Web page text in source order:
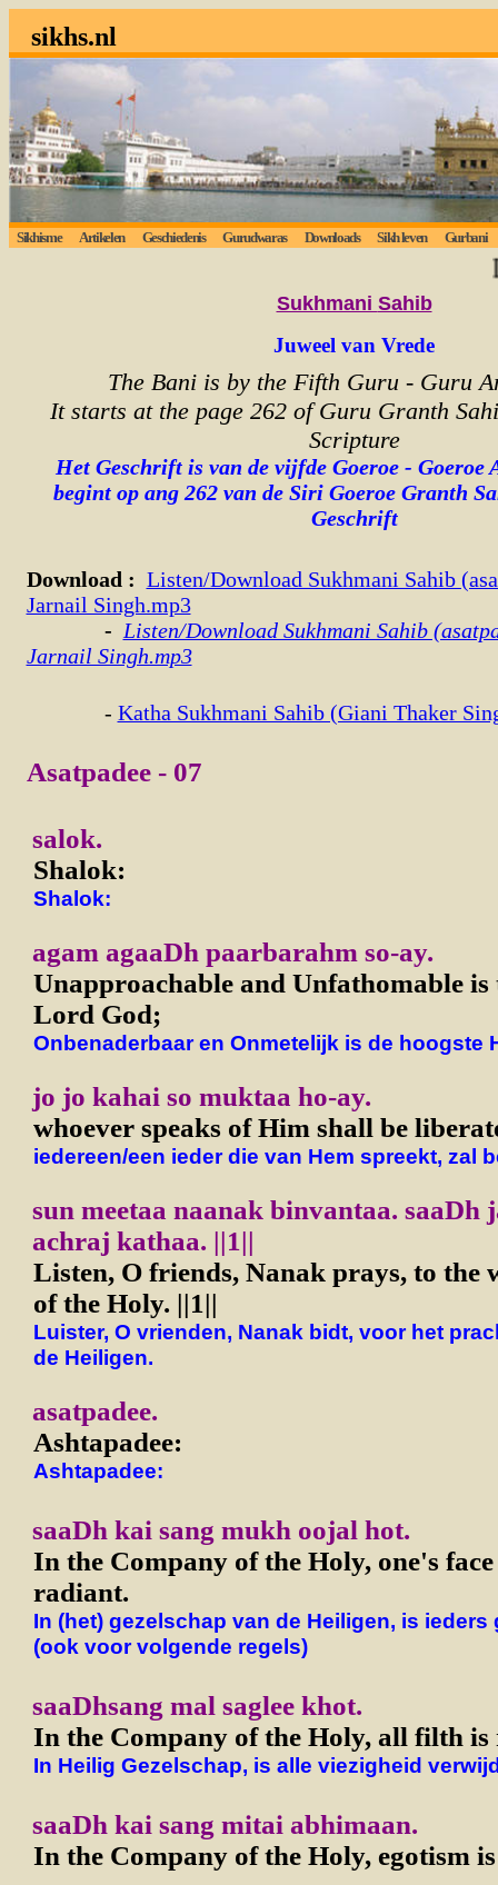
sikhs.nl
Sikhisme Artikelen Geschiedenis Gurudwaras Downloads Sikh leven Gurbani
Sukhmani Sahib
Juweel van Vrede
The Bani is by the Fifth Guru - Guru
It starts at the page 262 of Guru Granth
Scripture
Het Geschrift is van de vijfde Goeroe - Goeroe
begint op ang 262 van de Siri Goeroe Granth
Geschrift
Download : Listen/Download Sukhmani Sahib
Jarnail Singh.mp3
- Listen/Download Sukhmani Sahib
Jarnail Singh.mp3
- Katha Sukhmani Sahib (Giani Thaker
Asatpadee - 07
salok.
Shalok:
Shalok:
agam agaaDh paarbarahm so-ay.
Unapproachable and Unfathomable is
Lord God;
Onbenaderbaar en Onmetelijk is de hoogste
jo jo kahai so muktaa ho-ay.
whoever speaks of Him shall be
iedereen/een ieder die van Hem spreekt, zal
sun meetaa naanak binvantaa. saaDh
achraj kathaa. ||1||
Listen, O friends, Nanak prays, to the
of the Holy. ||1||
Luister, O vrienden, Nanak bidt, voor het
de Heiligen.
asatpadee.
Ashtapadee:
Ashtapadee:
saaDh kai sang mukh oojal hot.
In the Company of the Holy, one's face
radiant.
In (het) gezelschap van de Heiligen, is ieders
(ook voor volgende regels)
saaDhsang mal saglee khot.
In the Company of the Holy, all filth is
In Heilig Gezelschap, is alle viezigheid
saaDh kai sang mitai abhimaan.
In the Company of the Holy, egotism